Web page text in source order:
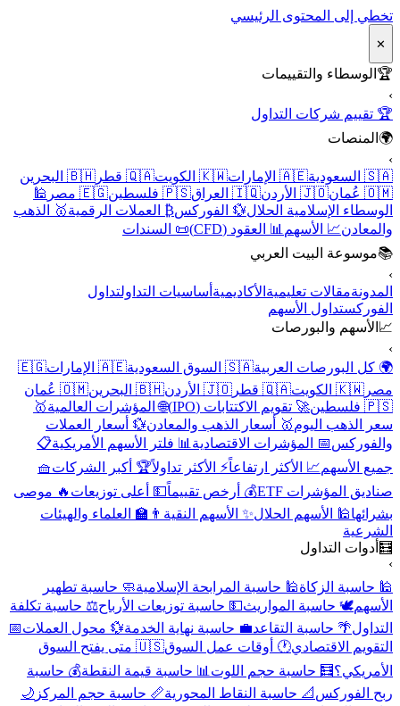
تخطي إلى المحتوى الرئيسي
✕
🏆 الوسطاء والتقييمات
›
🏆 تقييم شركات التداول
🌍 المنصات
›
🇸🇦 السعودية
🇦🇪 الإمارات 🇰🇼 الكويت 🇶🇦 قطر
🇧🇭 البحرين
🇴🇲 عُمان
🇯🇴 الأردن 🇮🇶 العراق 🇵🇸 فلسطين 🇪🇬 مصر
🕌
الوسطاء الإسلامية الحلال💱 الفوركس₿ العملات الرقمية🥇 الذهب
والمعادن📈 الأسهم 📊 العقود (CFD)
📜 السندات
📚موسوعة البيت العربي
›
المدونةمقالات تعليمية الأكاديمية أساسيات التداولتداول
الفوركستداول الأسهم
📈 الأسهم والبورصات
›
🌍 كل البورصات العربية🇸🇦 السوق السعودية 🇦🇪 الإمارات
🇪🇬
مصر 🇰🇼 الكويت 🇶🇦 قطر 🇯🇴 الأردن 🇧🇭 البحرين
🇴🇲 عُمان
🇵🇸 فلسطين
🚀 تقويم الاكتتابات (IPO) 🌐 المؤشرات العالمية🥇
سعر الذهب اليوم🥇 أسعار الذهب والمعادن💱 أسعار العملات
والفوركس📅 المؤشرات الاقتصادية 📊 فلتر الأسهم الأمريكية📋
جميع الأسهم📈 الأكثر ارتفاعاً⚡ الأكثر تداولاً🏆 أكبر الشركات🧺
صناديق المؤشرات ETF
💰 أرخص تقييماً💵 أعلى توزيعات 🔥 موصى
بشرائها🕌 الأسهم الحلال✨ الأسهم النقية 👨‍🏫 العلماء والهيئات
الشرعية
🧮 أدوات التداول
›
🕌 حاسبة الزكاة🕌 حاسبة المرابحة الإسلامية🧼 حاسبة تطهير
الأسهم🕊️ حاسبة المواريث💵 حاسبة توزيعات الأرباح⚖️ حاسبة تكلفة
التداول🌴 حاسبة التقاعد💼 حاسبة نهاية الخدمة💱 محول العملات📅
التقويم الاقتصادي🕐 أوقات عمل السوق
🇺🇸 متى يفتح السوق
الأمريكي؟🧮 حاسبة حجم اللوت 📊 حاسبة قيمة النقطة💰 حاسبة
ربح الفوركس 📐 حاسبة النقاط المحورية📏 حاسبة حجم المركز 🌙